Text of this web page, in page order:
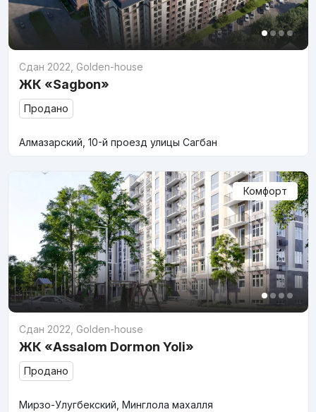
Сдан 2022 Golden-house
ЖК «Sagbon»
Продано
Алмазарский, 10-й проезд улицы Сагбан
Комфорт
Сдан 2022 Golden-house
ЖК «Assalom Dormon Yoli»
Продано
Мирзо-Улугбекский, Минглола махалля